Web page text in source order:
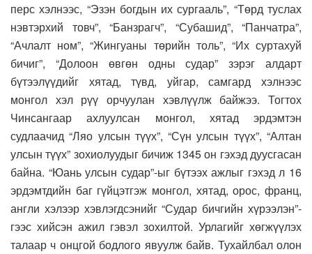
перс хэлнээс, “Эзэн богдын их сургааль”, “Төрд туслах
нэвтэрхий товч”, “Банзрагч”, “Субашид”, “Панчатра”,
“Ачлалт ном”, “Жингуаны төрийн толь”, “Их суртахуй
бичиг”, “Долоон өвгөн одны судар” зэрэг алдарт
бүтээлүүдийг хятад, түвд, уйгар, самгард хэлнээс
монгол хэл рүү орчуулан хэвлүүлж байжээ. Тогтох
Чинсангаар ахлуулсан монгол, хятад эрдэмтэн
судлаачид “Ляо улсын түүх”, “Сүн улсын түүх”, “Алтан
улсын түүх” зохиолуудыг бичиж 1345 он гэхэд дуусгасан
байна. “Юань улсын судар”-ыг бүтээх ажлыг гэхэд л 16
эрдэмтдийн баг гүйцэтгэж монгол, хятад, орос, франц,
англи хэлээр хэвлэгдсэнийг “Судар бичгийн хүрээлэн”-
гээс хийсэн ажил гэвэл зохилтой. Урлагийг хөгжүүлэх
талаар ч онцгой бодлого явуулж байв. Тухайлбал олон